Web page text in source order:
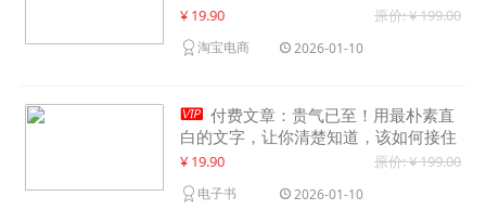
货年入100w？机会来了！
¥ 19.90 原价: ¥ 199.00
淘宝电商 2026-01-10
 付费文章：贵气已至！用最朴素直
白的文字，让你清楚知道，该如何接住
这一次时代的泼天富贵
¥ 19.90 原价: ¥ 199.00
电子书 2026-01-10